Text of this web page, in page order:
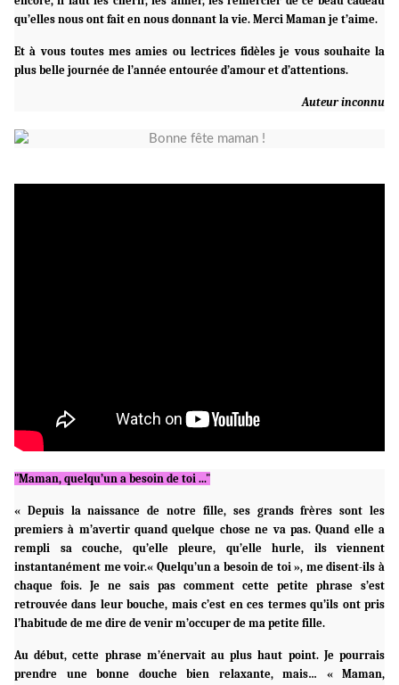
qu’elles nous ont fait en nous donnant la vie. Merci Maman je t’aime.
Et à vous toutes mes amies ou lectrices fidèles je vous souhaite la
plus belle journée de l’année entourée d’amour et d’attentions.
Auteur inconnu
"Maman, quelqu’un a besoin de toi ..."
« Depuis la naissance de notre fille, ses grands frères sont les
premiers à m’avertir quand quelque chose ne va pas. Quand elle a
rempli sa couche, qu’elle pleure, qu’elle hurle, ils viennent
instantanément me voir.« Quelqu’un a besoin de toi », me disent-ils à
chaque fois. Je ne sais pas comment cette petite phrase s’est
retrouvée dans leur bouche, mais c’est en ces termes qu’ils ont pris
l’habitude de me dire de venir m’occuper de ma petite fille.
Au début, cette phrase m’énervait au plus haut point. Je pourrais
prendre une bonne douche bien relaxante, mais… « Maman,